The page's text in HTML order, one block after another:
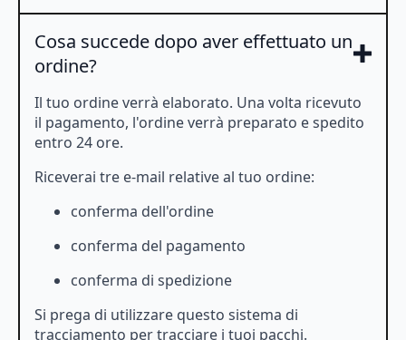
Cosa succede dopo aver effettuato un
ordine?
Il tuo ordine verrà elaborato. Una volta ricevuto
il pagamento, l'ordine verrà preparato e spedito
entro 24 ore.
Riceverai tre e-mail relative al tuo ordine:
conferma dell'ordine
conferma del pagamento
conferma di spedizione
Si prega di utilizzare questo sistema di
tracciamento per tracciare i tuoi pacchi.